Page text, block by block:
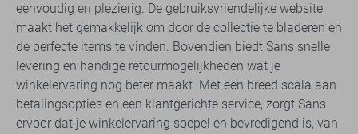
eenvoudig en plezierig. De gebruiksvriendelijke website
maakt het gemakkelijk om door de collectie te bladeren en
de perfecte items te vinden. Bovendien biedt Sans snelle
levering en handige retourmogelijkheden wat je
winkelervaring nog beter maakt. Met een breed scala aan
betalingsopties en een klantgerichte service, zorgt Sans
ervoor dat je winkelervaring soepel en bevredigend is, van